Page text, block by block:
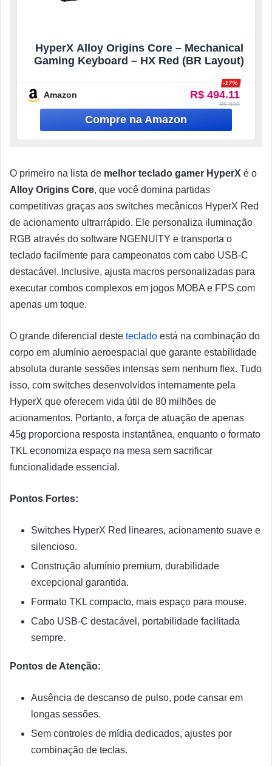
HyperX Alloy Origins Core – Mechanical
Gaming Keyboard – HX Red (BR Layout)
Amazon R$ 494.11
-17%
R$ 599
O primeiro na lista de melhor teclado gamer HyperX é o
Alloy Origins Core, que você domina partidas
competitivas graças aos switches mecânicos HyperX Red
de acionamento ultrarrápido. Ele personaliza iluminação
RGB através do software NGENUITY e transporta o
teclado facilmente para campeonatos com cabo USB-C
destacável. Inclusive, ajusta macros personalizadas para
executar combos complexos em jogos MOBA e FPS com
apenas um toque.
O grande diferencial deste teclado está na combinação do
corpo em alumínio aeroespacial que garante estabilidade
absoluta durante sessões intensas sem nenhum flex. Tudo
isso, com switches desenvolvidos internamente pela
HyperX que oferecem vida útil de 80 milhões de
acionamentos. Portanto, a força de atuação de apenas
45g proporciona resposta instantânea, enquanto o formato
TKL economiza espaço na mesa sem sacrificar
funcionalidade essencial.
Pontos Fortes:
Switches HyperX Red lineares, acionamento suave e
silencioso.
Construção alumínio premium, durabilidade
excepcional garantida.
Formato TKL compacto, mais espaço para mouse.
Cabo USB-C destacável, portabilidade facilitada
sempre.
Pontos de Atenção:
Ausência de descanso de pulso, pode cansar em
longas sessões.
Sem controles de mídia dedicados, ajustes por
combinação de teclas.